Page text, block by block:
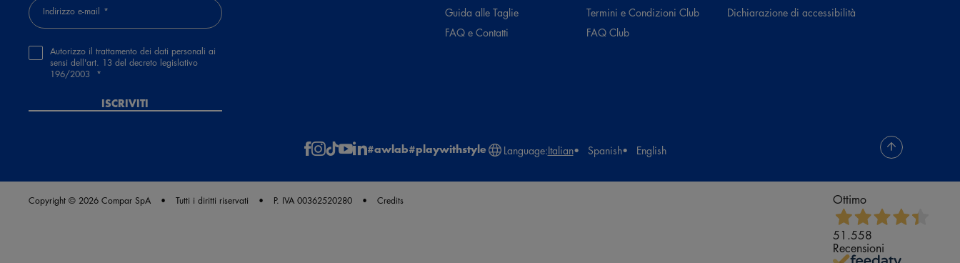
Indirizzo e-mail
Autorizzo il trattamento dei dati personali ai
sensi dell'art. 13 del decreto legislativo
196/2003
ISCRIVITI
Guida alle Taglie
FAQ e Contatti
Termini e Condizioni Club
FAQ Club
Dichiarazione di accessibilità
#awlab#playwithstyle Language:Italian Spanish English
Copyright © 2026 Compar SpA Tutti i diritti riservati P. IVA 00362520280 Credits Ottimo
51.558
Recensioni